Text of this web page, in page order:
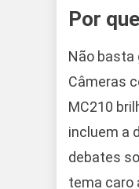
Por
Não basta
Câmeras
MC210
incluem a
debates
tema caro